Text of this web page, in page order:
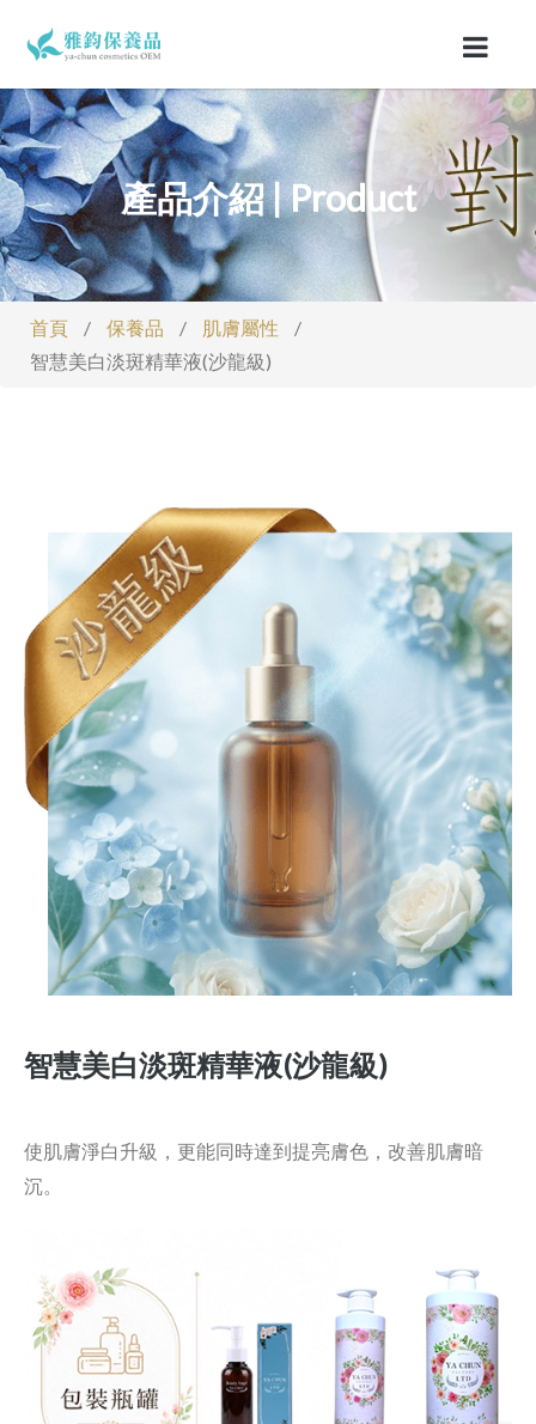
產品介紹 | Product
首頁 / 保養品 / 肌膚屬性
/
智慧美白淡斑精華液(沙龍級)
智慧美白淡斑精華液(沙龍級)
使肌膚淨白升級，更能同時達到提亮膚色 ， 改善肌膚暗
沉。